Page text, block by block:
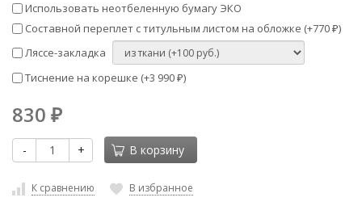
Использовать неотбеленную бумагу ЭКО
Составной переплет с титульным листом на обложке (+770 ₽)
Ляссе-закладка
Тиснение на корешке (+3 990 ₽)
830 ₽
- + В корзину
К сравнению В избранное